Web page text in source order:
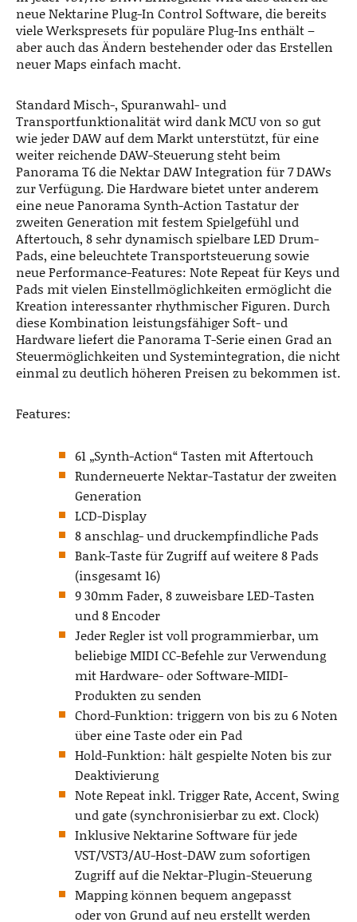
neue Nektarine Plug-In Control Software, die bereits
viele Werkspresets für populäre Plug-Ins enthält –
aber auch das Ändern bestehender oder das Erstellen
neuer Maps einfach macht.
Standard Misch-, Spuranwahl- und
Transportfunktionalität wird dank MCU von so gut
wie jeder DAW auf dem Markt unterstützt, für eine
weiter reichende DAW-Steuerung steht beim
Panorama T6 die Nektar DAW Integration für 7 DAWs
zur Verfügung. Die Hardware bietet unter anderem
eine neue Panorama Synth-Action Tastatur der
zweiten Generation mit festem Spielgefühl und
Aftertouch, 8 sehr dynamisch spielbare LED Drum-
Pads, eine beleuchtete Transportsteuerung sowie
neue Performance-Features: Note Repeat für Keys und
Pads mit vielen Einstellmöglichkeiten ermöglicht die
Kreation interessanter rhythmischer Figuren. Durch
diese Kombination leistungsfähiger Soft- und
Hardware liefert die Panorama T-Serie einen Grad an
Steuermöglichkeiten und Systemintegration, die nicht
einmal zu deutlich höheren Preisen zu bekommen ist.
Features:
61 „Synth-Action“ Tasten mit Aftertouch
Runderneuerte Nektar-Tastatur der zweiten
Generation
LCD-Display
8 anschlag- und druckempfindliche Pads
Bank-Taste für Zugriff auf weitere 8 Pads
(insgesamt 16)
9 30mm Fader, 8 zuweisbare LED-Tasten
und 8 Encoder
Jeder Regler ist voll programmierbar, um
beliebige MIDI CC-Befehle zur Verwendung
mit Hardware- oder Software-MIDI-
Produkten zu senden
Chord-Funktion: triggern von bis zu 6 Noten
über eine Taste oder ein Pad
Hold-Funktion: hält gespielte Noten bis zur
Deaktivierung
Note Repeat inkl. Trigger Rate, Accent, Swing
und gate (synchronisierbar zu ext. Clock)
Inklusive Nektarine Software für jede
VST/VST3/AU-Host-DAW zum sofortigen
Zugriff auf die Nektar-Plugin-Steuerung
Mapping können bequem angepasst
oder von Grund auf neu erstellt werden